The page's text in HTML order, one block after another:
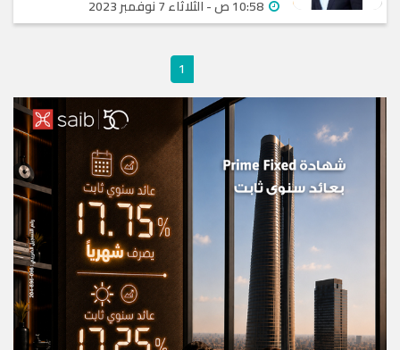
1